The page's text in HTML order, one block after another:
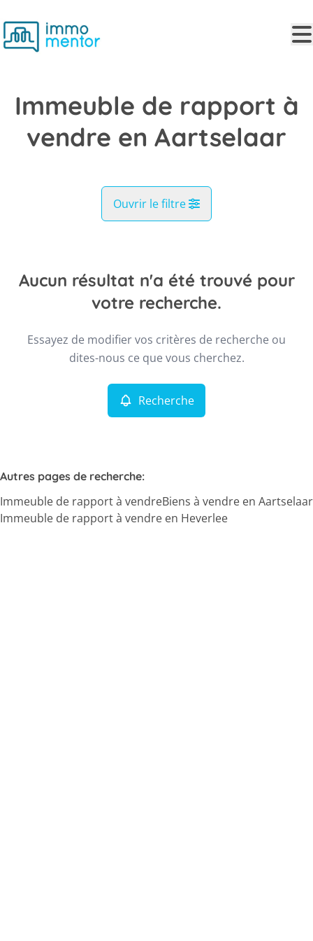
Immeuble de rapport à
vendre en Aartselaar
Ouvrir le filtre
Aartselaar (2630) Remove
Immeuble de rapport Remove
Max. budget
Vue de la carte
Recherche Trier par
Aucun résultat n'a été trouvé pour
votre recherche.
Essayez de modifier vos critères de recherche ou
dites-nous ce que vous cherchez.
Recherche
Autres pages de recherche:
Immeuble de rapport à vendreBiens à vendre en Aartselaar
Immeuble de rapport à vendre en Heverlee